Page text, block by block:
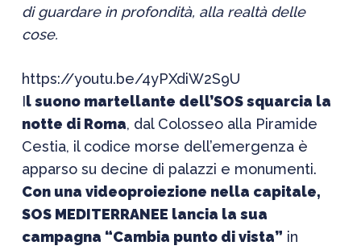
di guardare in profondità, alla realtà delle
cose.
https://youtu.be/4yPXdiW2S9U
Il suono martellante dell’SOS squarcia la
notte di Roma, dal Colosseo alla Piramide
Cestia, il codice morse dell’emergenza è
apparso su decine di palazzi e monumenti.
Con una videoproiezione nella capitale,
SOS MEDITERRANEE lancia la sua
campagna “Cambia punto di vista” in